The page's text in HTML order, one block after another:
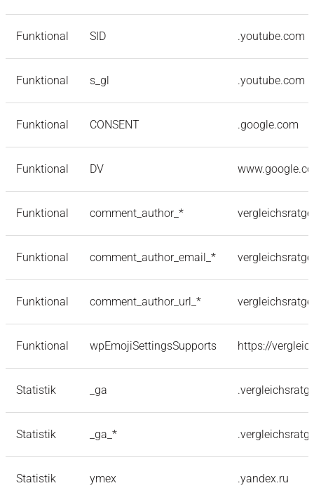
Funktional SID .youtube.com
Funktional s_gl .youtube.com
Funktional CONSENT .google.com
Funktional DV
Funktional comment_author_*
Funktional comment_author_email_*
Funktional comment_author_url_*
Funktional wpEmojiSettingsSupports https://
Statistik _ga
Statistik _ga_*
Statistik ymex .yandex.ru